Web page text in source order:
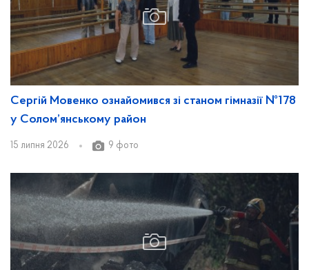
Сергій Мовенко ознайомився зі станом гімназії №178
у Солом’янському район
15 липня 2026 9 фото